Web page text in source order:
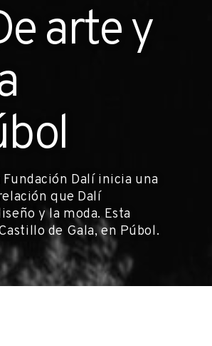
arte y
Dalí inicia una
que Dalí
y la moda. Esta
de Gala, en Púbol.